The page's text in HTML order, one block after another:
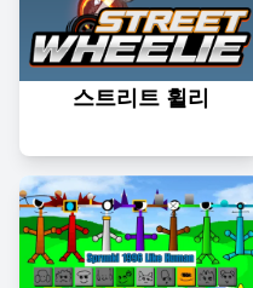
스트리트 휠리